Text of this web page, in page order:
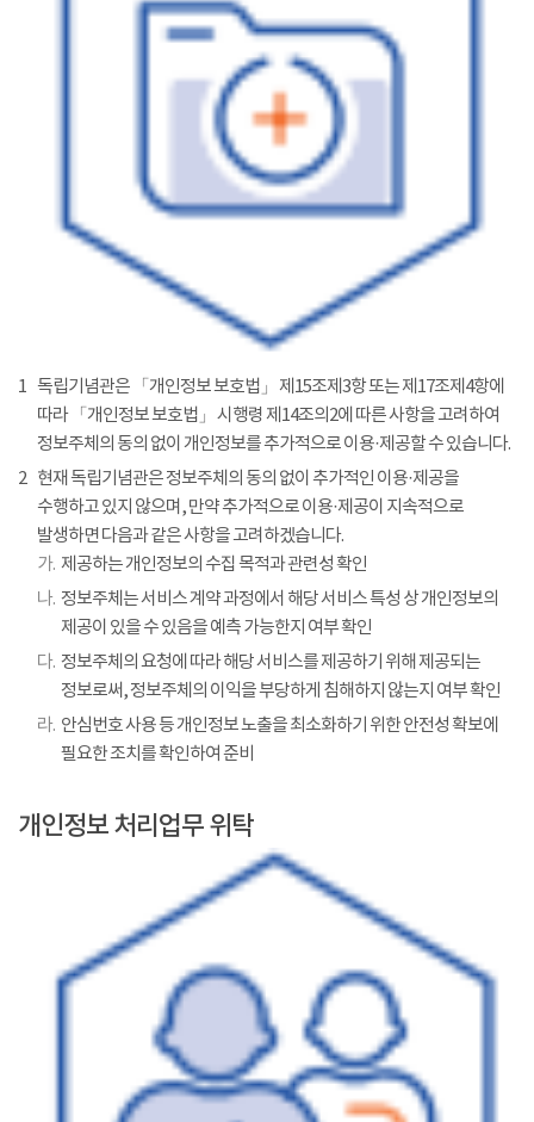
1 독립기념관은 「개인정보 보호법」 제15조제3항 또는 제17조제4항에
따라 「개인정보 보호법」 시행령 제14조의2에 따른 사항을 고려하여
정보주체의 동의 없이 개인정보를 추가적으로 이용·제공할 수 있습니다.
2 현재 독립기념관은 정보주체의 동의 없이 추가적인 이용·제공을
수행하고 있지 않으며, 만약 추가적으로 이용·제공이 지속적으로
발생하면 다음과 같은 사항을 고려하겠습니다.
가. 제공하는 개인정보의 수집 목적과 관련성 확인
나. 정보주체는 서비스 계약 과정에서 해당 서비스 특성 상 개인정보의
제공이 있을 수 있음을 예측 가능한지 여부 확인
다. 정보주체의 요청에 따라 해당 서비스를 제공하기 위해 제공되는
정보로써, 정보주체의 이익을 부당하게 침해하지 않는지 여부 확인
라. 안심번호 사용 등 개인정보 노출을 최소화하기 위한 안전성 확보에
필요한 조치를 확인하여 준비
개인정보 처리업무 위탁